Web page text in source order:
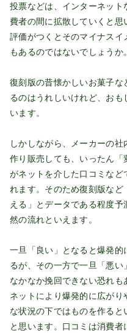
投票などは、インターネット
費者の間に拡散していくと思
評価がつくとそのマイナスイ
もあるのではないでしょうか。
復刻版の昔懐かしいお菓子な
るのはうれしいけれど、お
います。
しかしながら、メーカーの
作り販売しても、いったん「
がネットを介した口コミなど
れます。そのため復刻版など
える」とデータである程度
然の流れといえます。
一旦「良い」となると爆発的
るが、その一方で一旦「悪い
なかなか挽回できない恐れ
ネットにより爆発的に広がり
な状況の下ではものを作る
と思います。口コミは消費